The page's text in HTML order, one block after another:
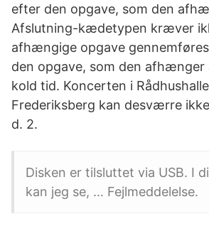
efter den opgave, som den
Afslutning-kædetypen kræver
afhængige opgave
den opgave, som den afhænger
kold tid. Koncerten i
Frederiksberg kan desværre
d. 2.
Disken er tilsluttet via USB. I
kan jeg se, … Fejlmeddelelse.